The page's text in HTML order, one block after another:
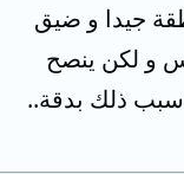
جيدا و ضيق
و لكن ينصح
سبب ذلك بدقة..